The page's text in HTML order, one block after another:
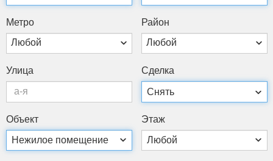
Мет­ро
Любой
Рай­он
Любой
Ули­ца Сдел­ка
Объ­ект Этаж